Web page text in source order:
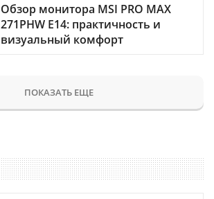
Обзор монитора MSI PRO MAX
271PHW E14: практичность и
визуальный комфорт
ПОКАЗАТЬ ЕЩЕ